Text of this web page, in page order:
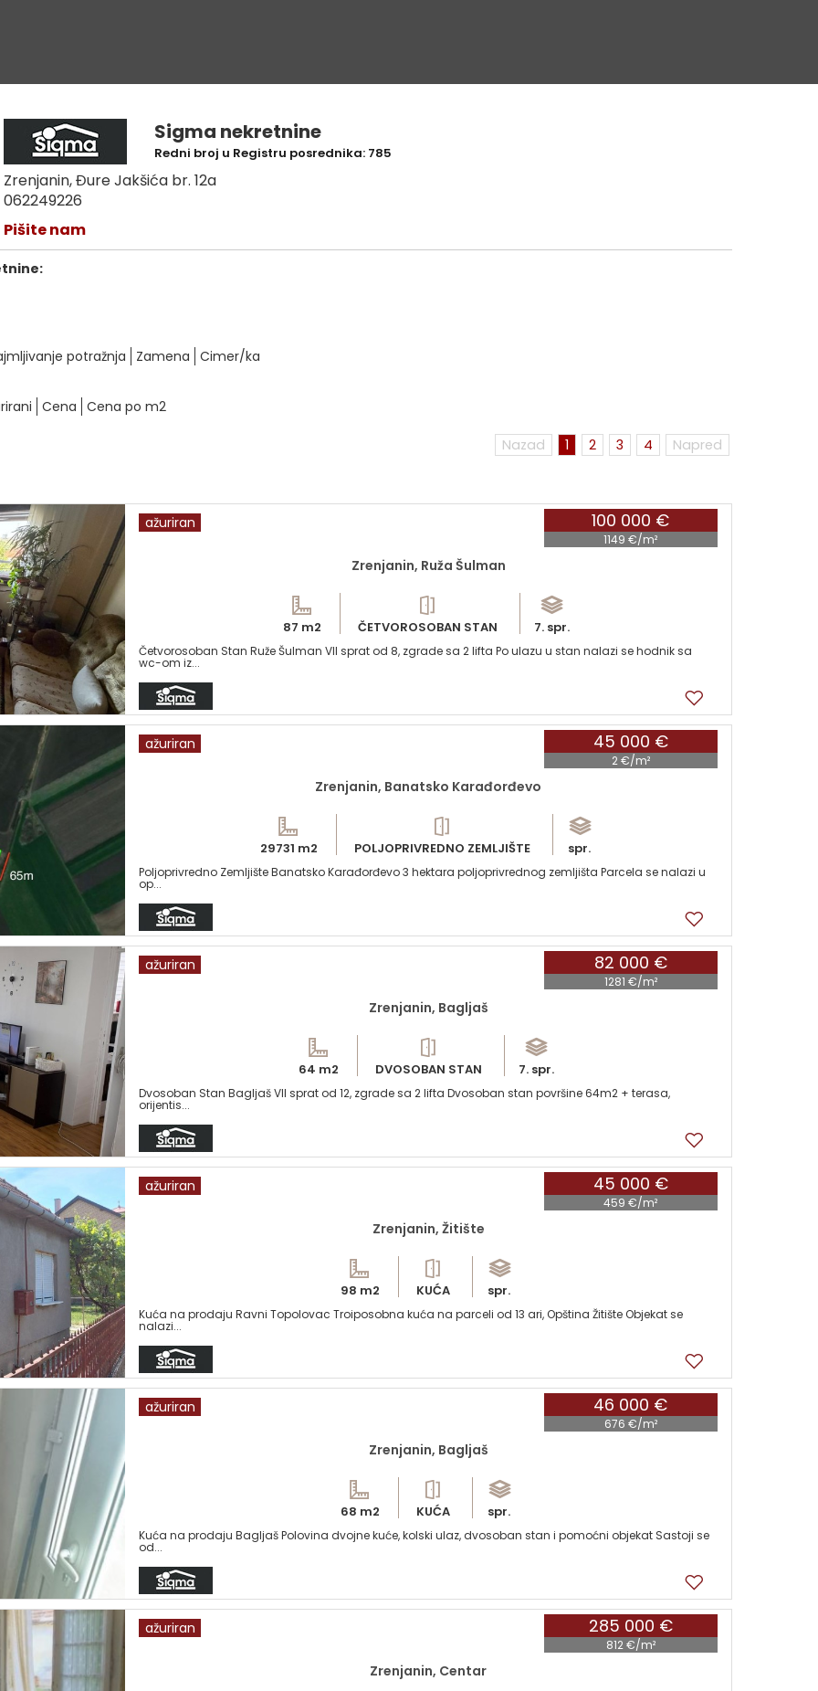
Sigma nekretnine
Redni broj u Registru posrednika: 785
Zrenjanin, Đure Jakšića br. 12a
062249226
Pišite nam
potražnja Zamena Cimer/ka
Cena Cena po m2
Nazad 1 2 3 4 Napred
100 000 €
1149 €/m²
ažuriran
Zrenjanin, Ruža Šulman
87 m2 ČETVOROSOBAN STAN 7. spr.
Četvorosoban Stan Ruže Šulman VII sprat od 8, zgrade sa 2 lifta Po ulazu u stan nalazi se hodnik sa
wc-om iz...
45 000 €
2 €/m²
ažuriran
Zrenjanin, Banatsko Karađorđevo
29731 m2 POLJOPRIVREDNO ZEMLJIŠTE spr.
Poljoprivredno Zemljište Banatsko Karađorđevo 3 hektara poljoprivrednog zemljišta Parcela se nalazi u
op...
82 000 €
1281 €/m²
ažuriran
Zrenjanin, Bagljaš
64 m2 DVOSOBAN STAN 7. spr.
Dvosoban Stan Bagljaš VII sprat od 12, zgrade sa 2 lifta Dvosoban stan površine 64m2 + terasa,
orijentis...
45 000 €
459 €/m²
ažuriran
Zrenjanin, Žitište
98 m2 KUĆA spr.
Kuća na prodaju Ravni Topolovac Troiposobna kuća na parceli od 13 ari, Opština Žitište Objekat se
nalazi...
46 000 €
676 €/m²
ažuriran
Zrenjanin, Bagljaš
68 m2 KUĆA spr.
Kuća na prodaju Bagljaš Polovina dvojne kuće, kolski ulaz, dvosoban stan i pomoćni objekat Sastoji se
od...
285 000 €
812 €/m²
ažuriran
Zrenjanin, Centar